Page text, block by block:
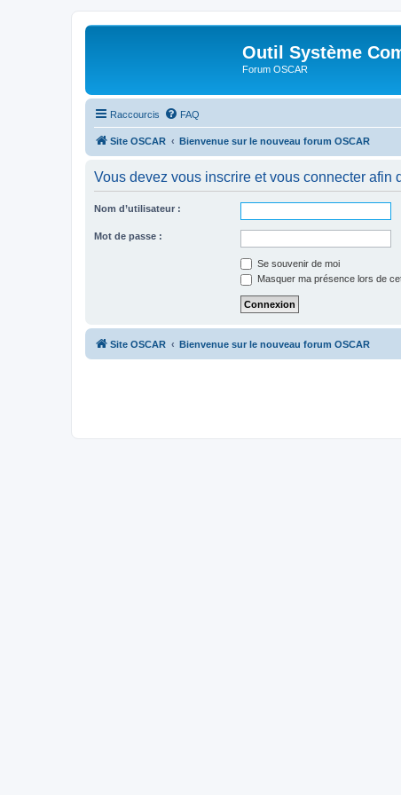
Outil Système
Forum OSCAR
Raccourcis FAQ
Site OSCAR Bienvenue sur le nouveau forum OSCAR
Vous devez vous inscrire et vous connecter
Nom d’utilisateur :
Mot de passe :
Se souvenir de moi
Masquer ma présence lors de
Site OSCAR Bienvenue sur le nouveau forum OSCAR